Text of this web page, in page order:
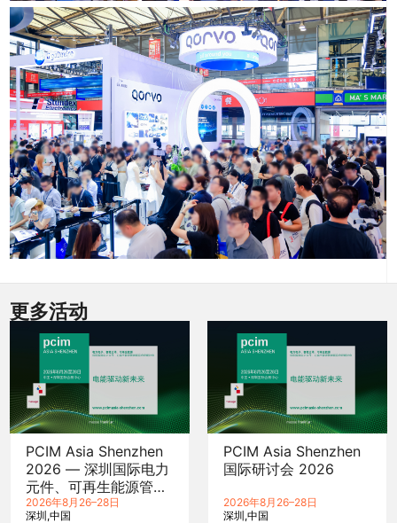
更多活动
PCIM Asia Shenzhen
2026 — 深圳国际电力
元件、可再生能源管理
展览会暨研讨会
2026年8月26–28日
深圳 中国
PCIM Asia Shenzhen
国际研讨会 2026
2026年8月26–28日
深圳 中国